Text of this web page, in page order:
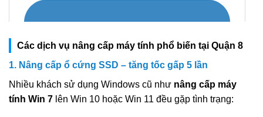
Các dịch vụ nâng cấp máy tính phổ biến tại Quận 8
1. Nâng cấp ổ cứng SSD – tăng tốc gấp 5 lần
Nhiều khách sử dụng Windows cũ như nâng cấp máy
tính Win 7 lên Win 10 hoặc Win 11 đều gặp tình trạng: